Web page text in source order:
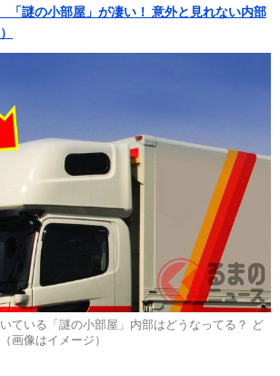
「謎の小部屋」が凄い！ 意外と見れない内部
ている「謎の小部屋」内部はどうなってる？ ど
画像はイメージ）